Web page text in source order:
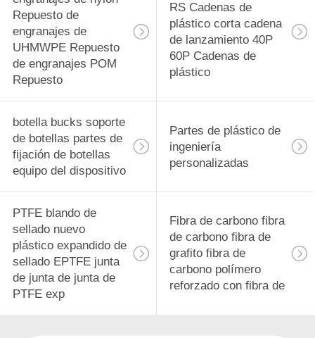
Repuesto de
engranajes de
UHMWPE Repuesto
de engranajes POM
Repuesto
RS Cadenas de
plástico corta cadena
de lanzamiento 40P
60P Cadenas de
plástico
botella bucks soporte
de botellas partes de
fijación de botellas
equipo del dispositivo
Partes de plástico de
ingeniería
personalizadas
PTFE blando de
sellado nuevo
plástico expandido de
sellado EPTFE junta
de junta de junta de
PTFE exp
Fibra de carbono fibra
de carbono fibra de
grafito fibra de
carbono polímero
reforzado con fibra de